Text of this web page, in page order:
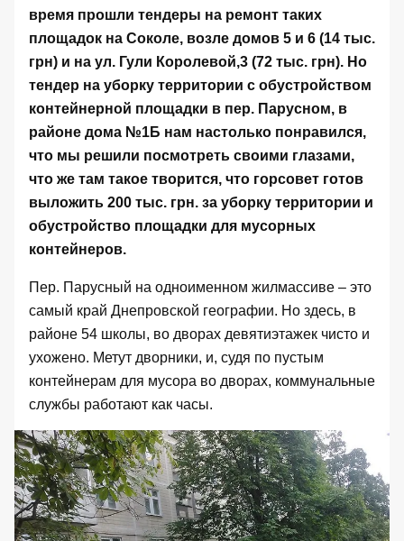
время прошли тендеры на ремонт таких
площадок на Соколе, возле домов 5 и 6 (14 тыс.
грн) и на ул. Гули Королевой,3 (72 тыс. грн). Но
тендер на уборку территории с обустройством
контейнерной площадки в пер. Парусном, в
районе дома №1Б нам настолько понравился,
что мы решили посмотреть своими глазами,
что же там такое творится, что горсовет готов
выложить 200 тыс. грн. за уборку территории и
обустройство площадки для мусорных
контейнеров.
Пер. Парусный на одноименном жилмассиве – это
самый край Днепровской географии. Но здесь, в
районе 54 школы, во дворах девятиэтажек чисто и
ухожено. Метут дворники, и, судя по пустым
контейнерам для мусора во дворах, коммунальные
службы работают как часы.